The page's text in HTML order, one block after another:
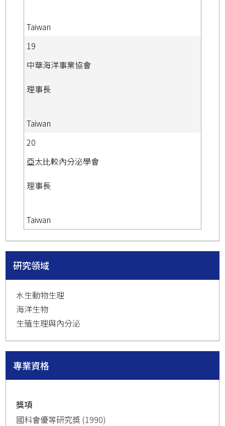
Taiwan
19
中華海洋事業協會
理事長
Taiwan
20
亞太比較內分泌學會
理事長
Taiwan
研究領域
水生動物生理
海洋生物
生殖生理與內分泌
專業資格
獎項
國科會優等研究獎 (1990)